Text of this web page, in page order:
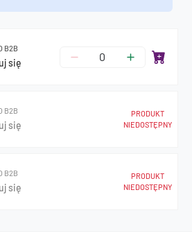
B2B
się
B2B
się
PRODUKT
NIEDOSTĘPNY
B2B
się
PRODUKT
NIEDOSTĘPNY